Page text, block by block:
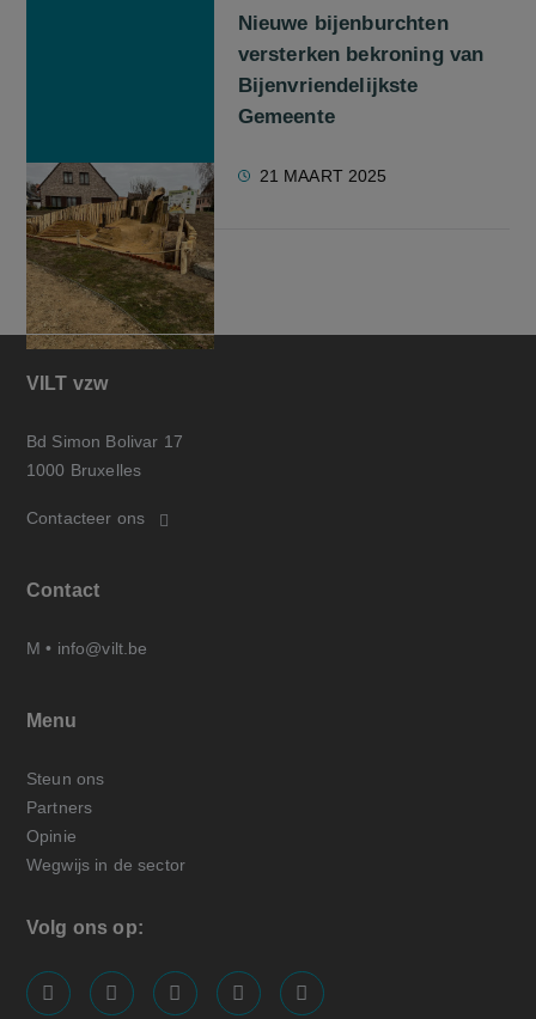
Nieuwe bijenburchten
versterken bekroning van
Bijenvriendelijkste
Gemeente
21 MAART 2025
VILT vzw
Bd Simon Bolivar 17
1000 Bruxelles
Contacteer ons
Contact
M • info@vilt.be
Menu
Steun ons
Partners
Opinie
Wegwijs in de sector
Volg ons op:
screenreader.visit us on our facebook page: https://
screenreader.visit us on our linkedin page:
screenreader.visit us on our
screenreader.visit us on our x
screenreader.visit us on